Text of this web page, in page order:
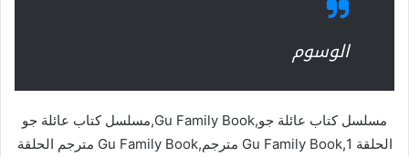
الوسوم
مسلسل كتاب عائلة جو,Gu Family Book,مسلسل كتاب عائلة جو
الحلقة 1,Gu Family Book مترجم,Gu Family Book مترجم الحلقة